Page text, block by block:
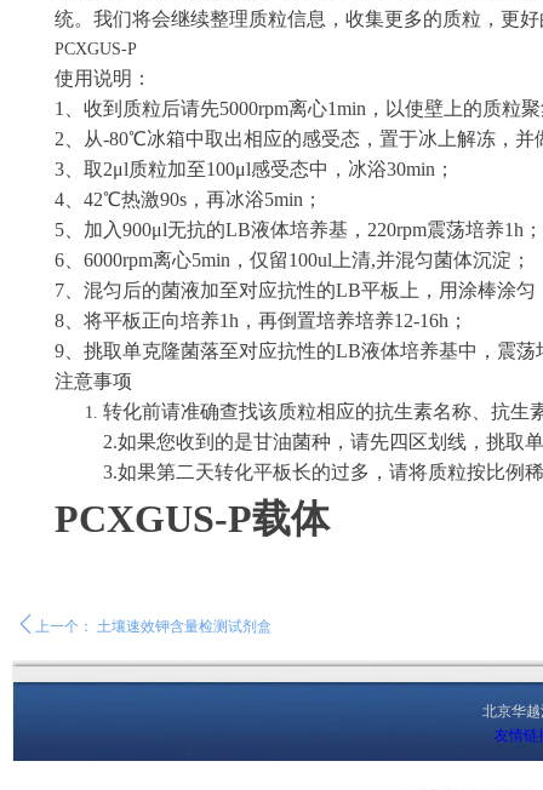
ꄴ 上一个： 土壤速效钾含量检测试剂盒
统。我们将会继续整理质粒信息，收集更多的质粒，更
PCXGUS-P
使用说明：
1、收到质粒后请先5000rpm离心1min，以使壁上的质粒
2、从-80℃冰箱中取出相应的感受态，置于冰上解冻，并
3、取2μl质粒加至100μl感受态中，冰浴30min；
4、42℃热激90s，再冰浴5min；
5、加入900μl无抗的LB液体培养基，220rpm震荡培养1h；
6、6000rpm离心5min，仅留100ul上清,并混匀菌体沉淀；
7、混匀后的菌液加至对应抗性的LB平板上，用涂棒涂匀
8、将平板正向培养1h，再倒置培养培养12-16h；
9、挑取单克隆菌落至对应抗性的LB液体培养基中，震
注意事项
转化前请准确查找该质粒相应的抗生素名称、抗生
2.如果您收到的是甘油菌种，请先四区划线，挑取
3.如果第二天转化平板长的过多，请将质粒按比例
PCXGUS-P载体
北京华
友情链